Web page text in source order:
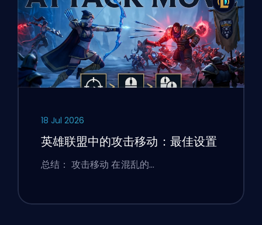
18 Jul 2026
英雄联盟中的攻击移动：最佳设置
总结： 攻击移动 在混乱的…